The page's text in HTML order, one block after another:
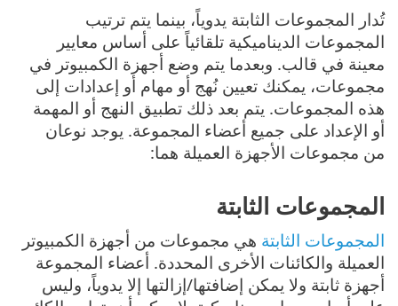
تُدار المجموعات الثابتة يدوياً، بينما يتم ترتيب
المجموعات الديناميكية تلقائياً على أساس معايير
معينة في قالب. وبعدما يتم وضع أجهزة الكمبيوتر في
مجموعات، يمكنك تعيين نُهج أو مهام أو إعدادات إلى
هذه المجموعات. يتم بعد ذلك تطبيق النهج أو المهمة
أو الإعداد على جميع أعضاء المجموعة. يوجد نوعان
من مجموعات الأجهزة العميلة هما:
المجموعات الثابتة
المجموعات الثابتة هي مجموعات من أجهزة الكمبيوتر
العميلة والكائنات الأخرى المحددة. أعضاء المجموعة
أجهزة ثابتة ولا يمكن إضافتها/إزالتها إلا يدوياً، وليس